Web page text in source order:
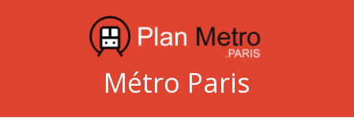
Métro Paris